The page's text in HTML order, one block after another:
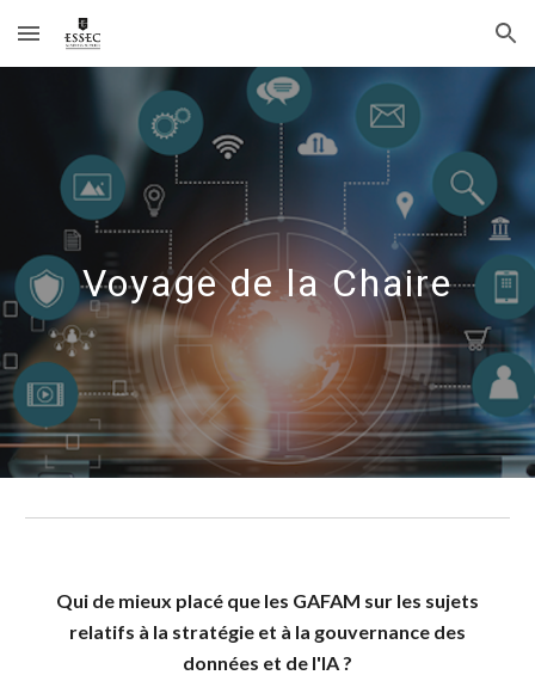
Skip to main content Skip to navigation
Voyage de la Chaire
Qui de mieux placé que les GAFAM sur les sujets
relatifs à la stratégie et à la gouvernance des
données et de l'IA ?